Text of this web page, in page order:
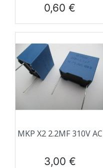
Prix
0,60 €
MKP X2 2.2ΜF 310V AC
Prix
3,00 €